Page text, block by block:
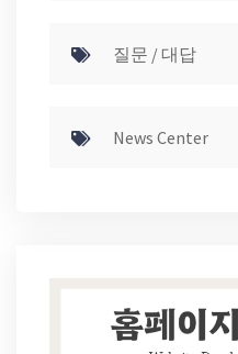
질문 / 대답
News Center